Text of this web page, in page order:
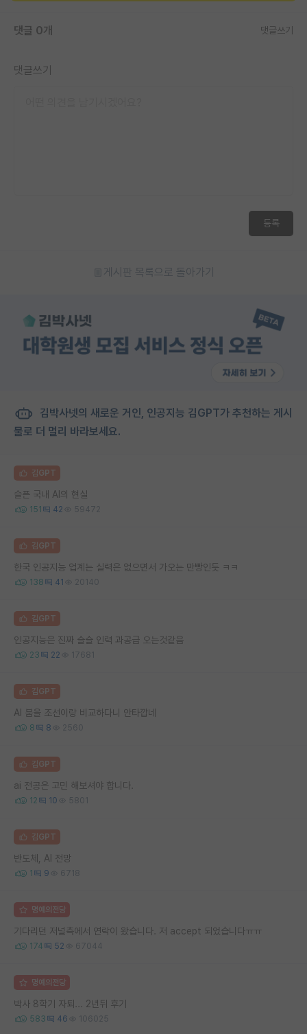
이벤트
댓글 0개 댓글쓰기
댓글쓰기
등록
게시판 목록으로 돌아가기
김박사넷의 새로운 거인, 인공지능 김GPT가 추천하는 게시
물로 더 멀리 바라보세요.
김GPT
슬픈 국내 AI의 현실
151 42 59472
김GPT
한국 인공지능 업계는 실력은 없으면서 가오는 만빵인듯 ㅋㅋ
138 41 20140
김GPT
인공지능은 진짜 슬슬 인력 과공급 오는것같음
23 22 17681
김GPT
AI 붐을 조선이랑 비교하다니 안타깝네
8 8 2560
김GPT
ai 전공은 고민 해보셔야 합니다.
12 10 5801
김GPT
반도체, AI 전망
1 9 6718
명예의전당
기다리던 저널측에서 연락이 왔습니다. 저 accept 되었습니다ㅠㅠ
174 52 67044
명예의전당
박사 8학기 자퇴... 2년뒤 후기
583 46 106025